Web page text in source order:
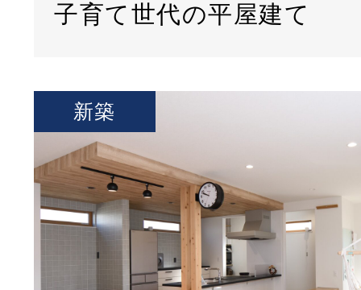
子育て世代の平屋建て
新築